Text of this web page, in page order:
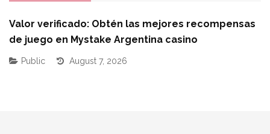
Valor verificado: Obtén las mejores recompensas
de juego en Mystake Argentina casino
Public August 7, 2026